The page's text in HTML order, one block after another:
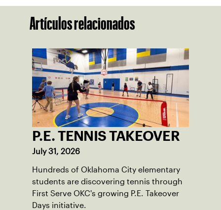
Artículos relacionados
P.E. TENNIS TAKEOVER
July 31, 2026
Hundreds of Oklahoma City elementary
students are discovering tennis through
First Serve OKC's growing P.E. Takeover
Days initiative.